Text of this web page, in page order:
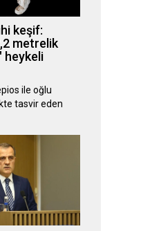
keşif:
metrelik
heykeli
ile oğlu
tasvir eden